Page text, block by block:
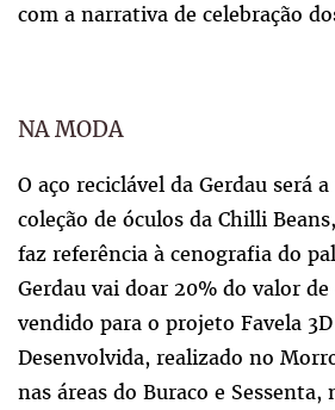
com a narrativa de celebração
NA MODA
O aço reciclável da Gerdau será
coleção de óculos da Chilli
faz referência à cenografia do
Gerdau vai doar 20% do valor de
vendido para o projeto Favela
Desenvolvida, realizado no
nas áreas do Buraco e Sessenta,